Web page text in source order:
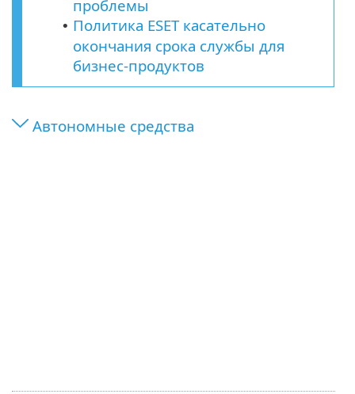
проблемы
• Политика ESET касательно
окончания срока службы для
бизнес-продуктов
Автономные средства